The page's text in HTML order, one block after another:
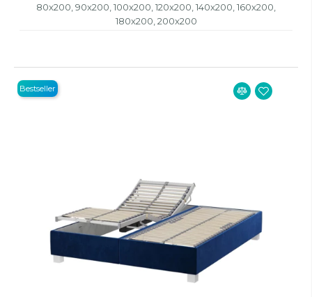
80x200, 90x200, 100x200, 120x200, 140x200, 160x200,
180x200, 200x200
Bestseller